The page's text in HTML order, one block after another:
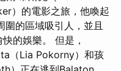
）的電影之旅，他喚起
的區域吸引人，並且
的娛樂。 但是，
（Lia Pokorny）和孩